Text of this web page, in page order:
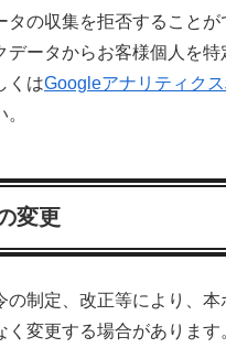
タの収集を拒否すること
データからお客様個人を特
くはGoogleアナリティク
変更
の制定、改正等により、本
く変更する場合があります